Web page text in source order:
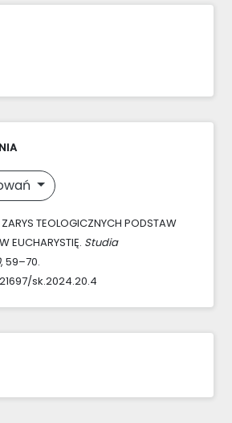
TEOLOGICZNYCH PODSTAW
EUCHARYSTIĘ. Studia
, 59–70.
sk.2024.20.4